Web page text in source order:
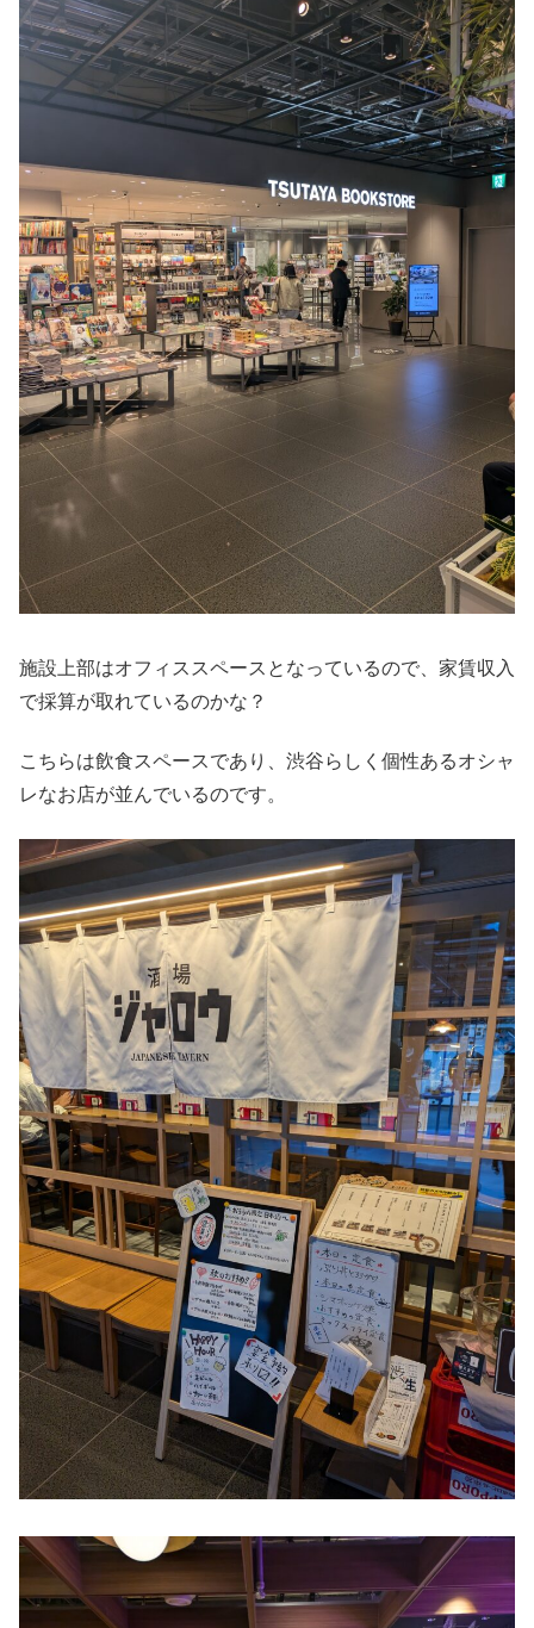
施設上部はオフィススペースとなっているので、家賃収入
で採算が取れているのかな？
こちらは飲食スペースであり、渋谷らしく個性あるオシャ
レなお店が並んでいるのです。